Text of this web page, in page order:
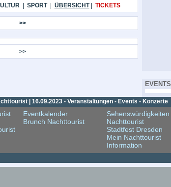
| SPORT| ÜBERSICHT| TICKETS
>>
>>
EVENTS
| 16.09.2023 - Veranstaltungen - Events - Konzerte
Eventkalender
Brunch Nachttourist
Sehenswürdigkeiten
Nachttourist
Stadtfest Dresden
Mein Nachttourist
Information